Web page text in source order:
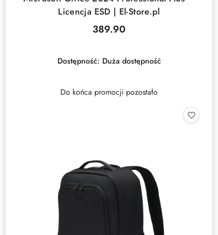
Licencja ESD | El-Store.pl
Cena:
389.90
Dostępność: Duża dostępność
Do końca promocji pozostało